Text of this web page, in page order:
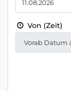
Von (Zeit)